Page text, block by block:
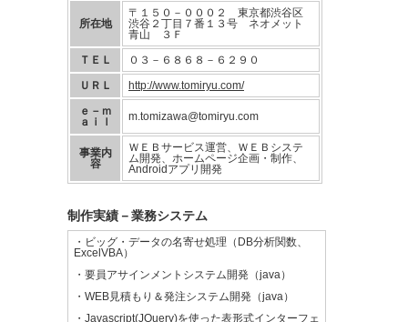
所在地
〒１５０－０００２ 東京都渋谷区
渋谷２丁目７番１３号 ネオメット
青山 ３Ｆ
ＴＥＬ
０３－６８６８－６２９０
ＵＲＬ
http://www.tomiryu.com/
ｅ－ｍ
ａｉｌ
m.tomizawa@tomiryu.com
事業内
容
ＷＥＢサービス運営、ＷＥＢシステ
ム開発、ホームページ企画・制作、
Androidアプリ開発
制作実績－業務システム
・ビッグ・データの名寄せ処理（DB分析関数、
ExcelVBA）
・要員アサインメントシステム開発（java）
・WEB見積もり＆発注システム開発（java）
・Javascript(JQuery)を使った表形式インターフェ